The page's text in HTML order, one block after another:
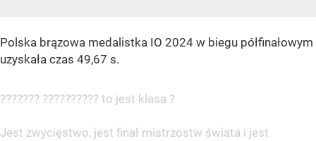
Polska brązowa medalistka IO 2024 w biegu półfinałowym
uzyskała czas 49,67 s.
??????? ?????????? to jest klasa ?
Jest zwycięstwo, jest finał mistrzostw świata i jest